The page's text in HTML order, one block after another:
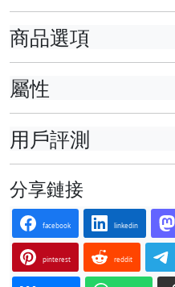
商品選項
屬性
用戶評測
分享鏈接
facebook linkedin
pinterest reddit